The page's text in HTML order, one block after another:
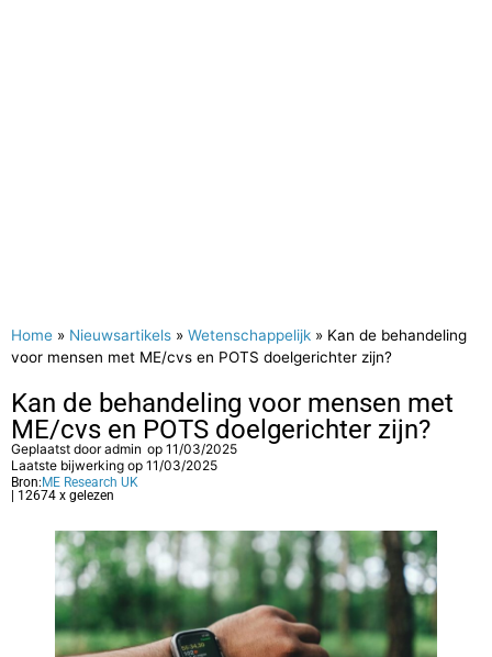
Home » Nieuwsartikels » Wetenschappelijk » Kan de behandeling
voor mensen met ME/cvs en POTS doelgerichter zijn?
Kan de behandeling voor mensen met
ME/cvs en POTS doelgerichter zijn?
Geplaatst dooradmin op 11/03/2025
Laatste bijwerking op 11/03/2025
Bron: ME Research UK
| 12674 x gelezen